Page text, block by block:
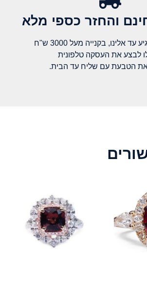
והחזר כספי מלא​
עד אלינו, בקנייה מעל 3000 ש"ח
לבצע את העסקה טלפונית
את הטבעת עם שליח עד הבית.